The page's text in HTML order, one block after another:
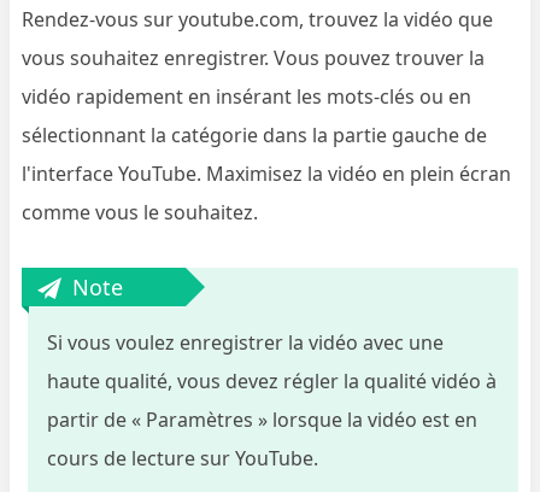
Rendez-vous sur youtube.com, trouvez la vidéo que
vous souhaitez enregistrer. Vous pouvez trouver la
vidéo rapidement en insérant les mots-clés ou en
sélectionnant la catégorie dans la partie gauche de
l'interface YouTube. Maximisez la vidéo en plein écran
comme vous le souhaitez.
Note
Si vous voulez enregistrer la vidéo avec une
haute qualité, vous devez régler la qualité vidéo à
partir de « Paramètres » lorsque la vidéo est en
cours de lecture sur YouTube.